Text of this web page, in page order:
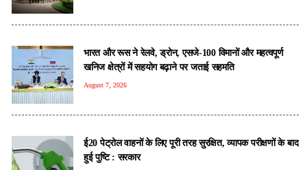
भारत और रूस ने रेलवे, ड्रोन, एसजे-100 विमानों और महत्वपूर्ण
खनिज क्षेत्रों में सहयोग बढ़ाने पर जताई सहमति
August 7, 2026
ई20 पेट्रोल वाहनों के लिए पूरी तरह सुरक्षित, व्यापक परीक्षणों के बाद
हुई पुष्टि : सरकार